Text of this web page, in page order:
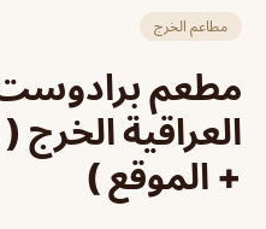
مطاعم الخرج
مطعم
العراقية الخرج
+ الموقع )